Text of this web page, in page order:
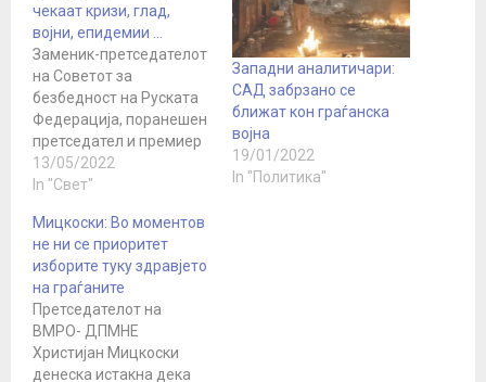
чекаат кризи, глад,
војни, епидемии …
Заменик-претседателот
на Советот за
безбедност на Руската
Федерација, поранешен
претседател и премиер
на Руската Федерација,
Дмитриј Медведев,
својот Телеграм канал .
Медведев рече дека
следуваат низ кризи и
конфликти како
резултат на антируските
санкции и „уривањето
на идејата за свет
13/05/2022
In "Свет"
Западни аналитичари:
САД забрзано се
ближат кон граѓанска
војна
19/01/2022
In "Политика"
Мицкоски: Во моментов
не ни се приоритет
изборите туку здравјето
на граѓаните
Претседателот на
ВМРО- ДПМНЕ
Христијан Мицкоски
денеска истакна дека